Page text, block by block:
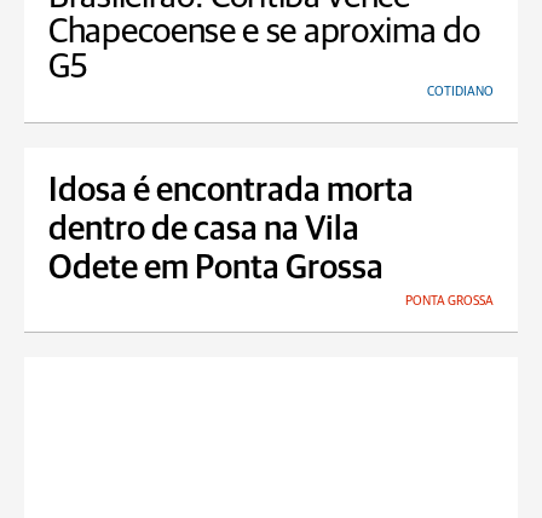
Chapecoense e se aproxima do
G5
COTIDIANO
Idosa é encontrada morta
dentro de casa na Vila
Odete em Ponta Grossa
PONTA GROSSA